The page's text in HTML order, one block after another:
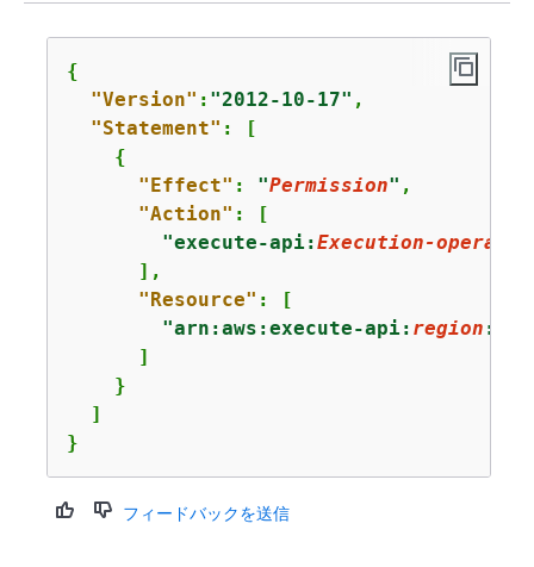
{
"Version" : "2012-10-17" ,
"Statement" : [
{
"Effect" : "Permission" ,
"Action" : [
"execute-api:Execution-
      ],
"Resource" : [
"arn:aws:execute-api: region :
      ]
    }
  ]
}
フィードバックを送信